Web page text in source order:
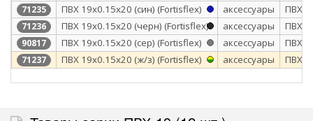
71235 ПВХ 19х0.15х20 (син) (Fortisflex) аксессуары ПВХ
71236 ПВХ 19х0.15х20 (черн) (Fortisflex) аксессуары ПВХ
90817 ПВХ 19х0.15x20 (сер) (Fortisflex) аксессуары ПВХ
71237 ПВХ 19х0.15х20 (ж/з) (Fortisflex) аксессуары ПВХ